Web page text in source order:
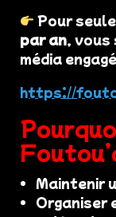
Pour
par an, vous
média
https://
Maintenir
Organiser